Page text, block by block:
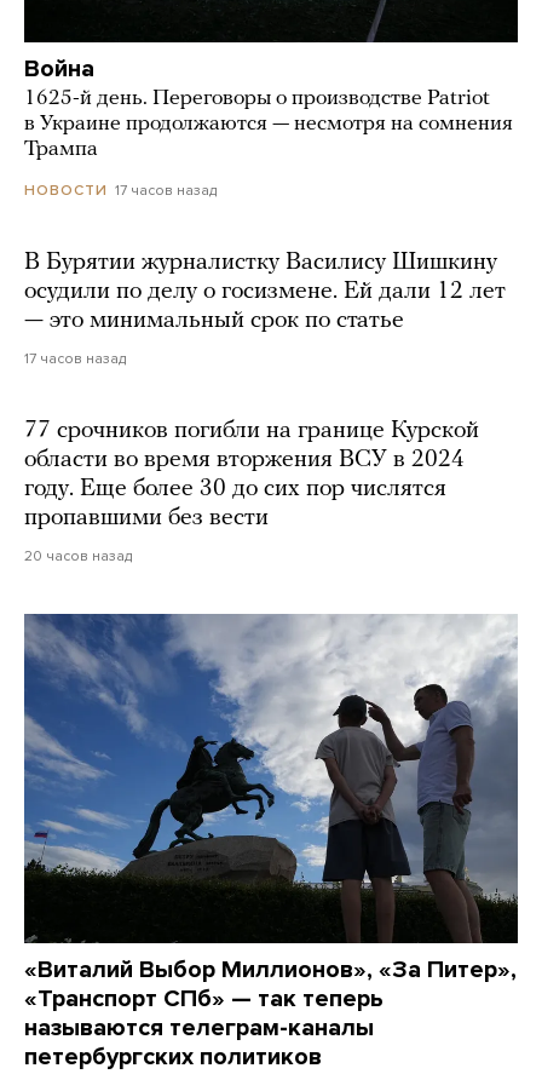
Война
1625-й день. Переговоры о производстве Patriot
в Украине продолжаются — несмотря на сомнения
Трампа
НОВОСТИ 17 часов назад
В Бурятии журналистку Василису Шишкину
осудили по делу о госизмене. Ей дали 12 лет
— это минимальный срок по статье
17 часов назад
77 срочников погибли на границе Курской
области во время вторжения ВСУ в 2024
году. Еще более 30 до сих пор числятся
пропавшими без вести
20 часов назад
«Виталий Выбор Миллионов», «За Питер»,
«Транспорт СПб» — так теперь
называются телеграм-каналы
петербургских политиков